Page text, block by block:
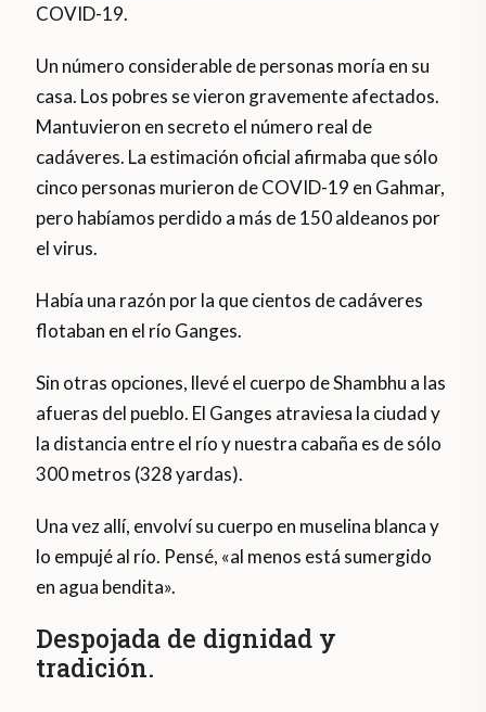
COVID-19.
Un número considerable de personas moría en su
casa. Los pobres se vieron gravemente afectados.
Mantuvieron en secreto el número real de
cadáveres. La estimación oficial afirmaba que sólo
cinco personas murieron de COVID-19 en Gahmar,
pero habíamos perdido a más de 150 aldeanos por
el virus.
Había una razón por la que cientos de cadáveres
flotaban en el río Ganges.
Sin otras opciones, llevé el cuerpo de Shambhu a las
afueras del pueblo. El Ganges atraviesa la ciudad y
la distancia entre el río y nuestra cabaña es de sólo
300 metros (328 yardas).
Una vez allí, envolví su cuerpo en muselina blanca y
lo empujé al río. Pensé, «al menos está sumergido
en agua bendita».
Despojada de dignidad y
tradición.